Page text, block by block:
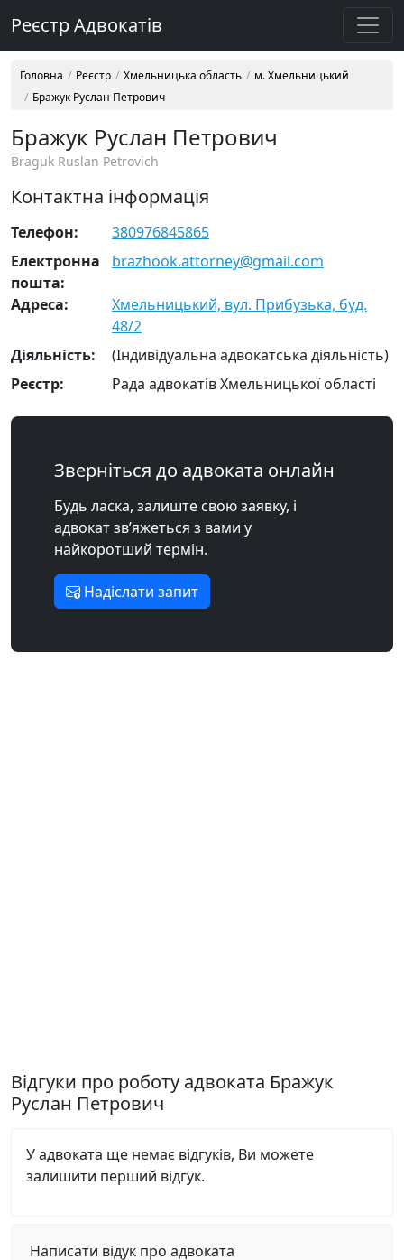
Реєстр Адвокатів
Головна Реєстр Хмельницька область
м. Хмельницький
Бражук Руслан Петрович
Бражук Руслан Петрович
Braguk Ruslan Petrovich
Контактна інформація
Телефон:
380976845865
Електронна
пошта:
brazhook.attorney@gmail.com
Адреса:
Хмельницький, вул. Прибузька, буд.
48/2
Діяльність:
(Індивідуальна адвокатська діяльність)
Реєстр:
Рада адвокатів Хмельницької області
Зверніться до адвоката онлайн
Будь ласка, залиште свою заявку, і
адвокат зв’яжеться з вами у
найкоротший термін.
Надіслати запит
Відгуки про роботу адвоката Бражук
Руслан Петрович
У адвоката ще немає відгуків, Ви можете
залишити перший відгук.
Написати відук про адвоката